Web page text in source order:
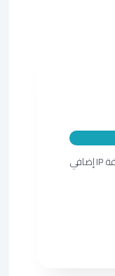
عزز أمان وكفاءة سيرفرك الآن بإضافة IP إضافي